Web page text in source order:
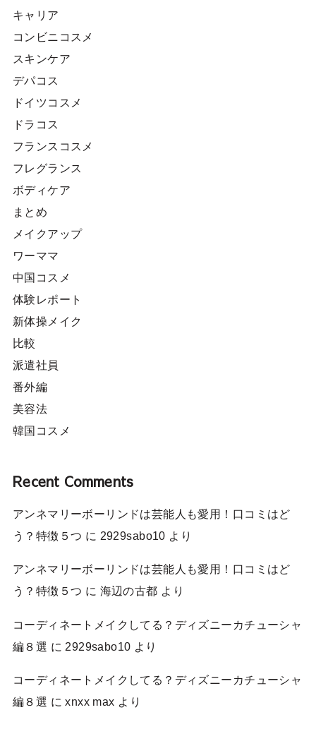
キャリア
コンビニコスメ
スキンケア
デパコス
ドイツコスメ
ドラコス
フランスコスメ
フレグランス
ボディケア
まとめ
メイクアップ
ワーママ
中国コスメ
体験レポート
新体操メイク
比較
派遣社員
番外編
美容法
韓国コスメ
Recent Comments
アンネマリーボーリンドは芸能人も愛用！口コミはど
う？特徴５つ に 2929sabo10 より
アンネマリーボーリンドは芸能人も愛用！口コミはど
う？特徴５つ に 海辺の古都 より
コーディネートメイクしてる？ディズニーカチューシャ
編８選 に 2929sabo10 より
コーディネートメイクしてる？ディズニーカチューシャ
編８選 にxnxx max より